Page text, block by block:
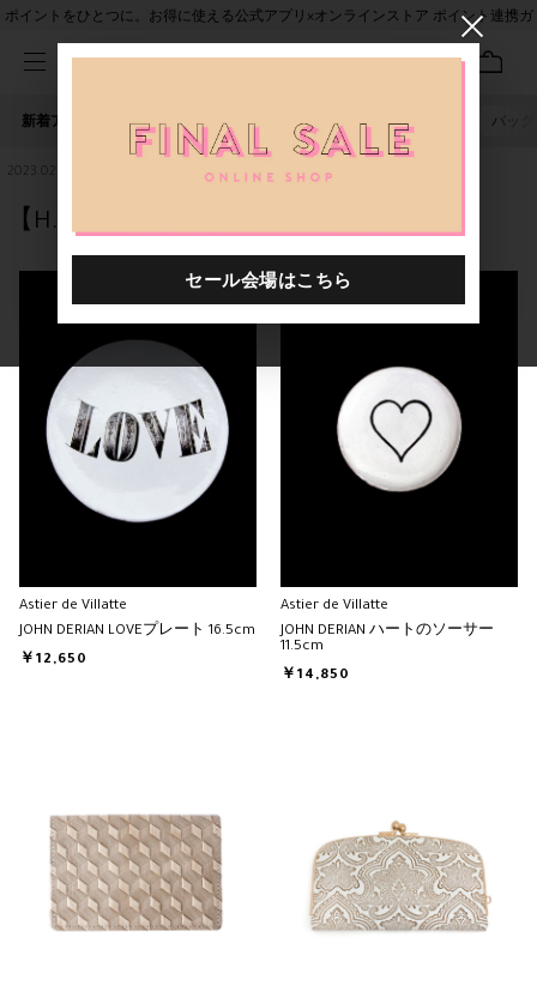
ポイントをひとつに。お得に使える公式アプリ×オンラインストア ポイント連携ガ
新着アイテム 人気ワード セール 40th限定 バッグ
2023.02.09
【H.P.DECO】Alternative ❦ Valentine
Astier de Villatte
JOHN DERIAN LOVEプレート 16.5cm
￥12,650
Astier de Villatte
JOHN DERIAN ハートのソーサー
11.5cm
￥14,850